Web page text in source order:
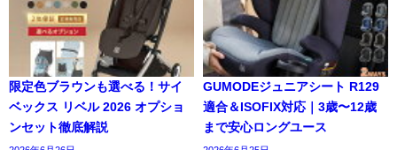
限定色ブラウンも選べる！サイ
ベックス リベル 2026 オプショ
ンセット徹底解説
GUMODEジュニアシート R129
適合＆ISOFIX対応｜3歳〜12歳
まで安心ロングユース